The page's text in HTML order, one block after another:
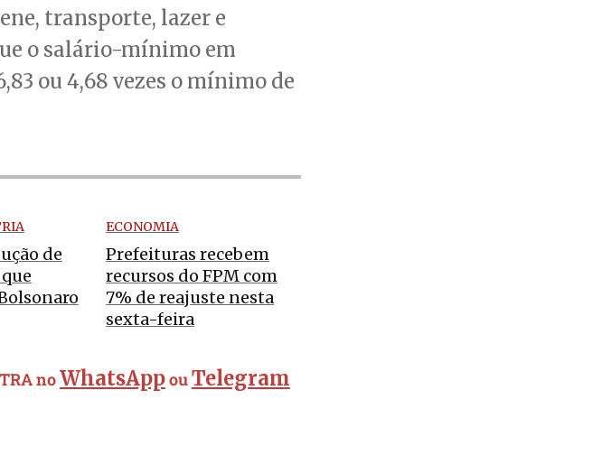
transporte, lazer e
o salário-mínimo em
ou 4,68 vezes o mínimo de
de
ECONOMIA
Prefeituras recebem
recursos do FPM com
7% de reajuste nesta
sexta-feira
noWhatsAppouTelegram